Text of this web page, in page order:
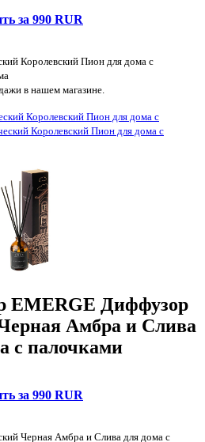
за 990 RUR
Королевский Пион для дома с
в нашем магазине.
Королевский Пион для дома с
Королевский Пион для дома с
EMERGE Диффузор
Амбра и Слива
с палочками
за 990 RUR
Черная Амбра и Слива для дома с